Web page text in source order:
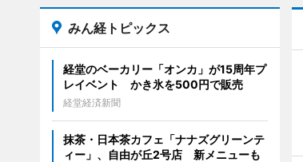
みん経トピックス
経堂のベーカリー「オンカ」が15周年プ
レイベント かき氷を500円で販売
経堂経済新聞
抹茶・日本茶カフェ「ナナズグリーンテ
ィー」、自由が丘2号店 新メニューも